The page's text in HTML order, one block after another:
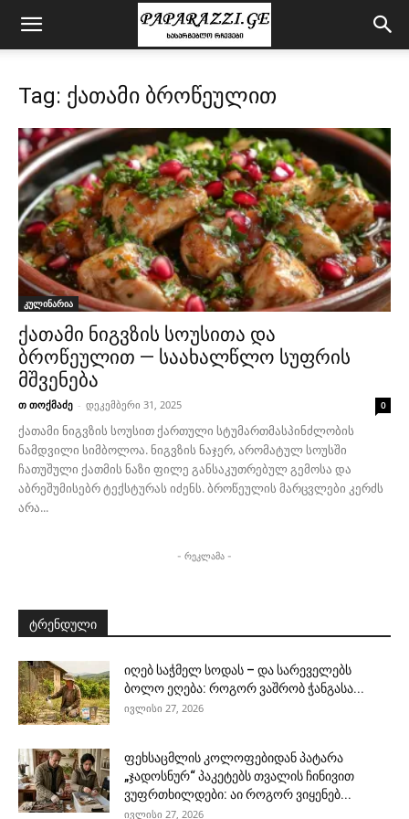
Tag: ქათამი ბროწეულით
კულინარია
ქათამი ნიგვზის სოუსითა და
ბროწეულით — საახალწლო სუფრის
მშვენება
თ თოქმაძე - დეკემბერი 31, 2025 0
ქათამი ნიგვზის სოუსით ქართული სტუმართმასპინძლობის
ნამდვილი სიმბოლოა. ნიგვზის ნაჯერ, არომატულ სოუსში
ჩათუშული ქათმის ნაზი ფილე განსაკუთრებულ გემოსა და
აბრეშუმისებრ ტექსტურას იძენს. ბროწეულის მარცვლები კერძს
არა...
- რეკლამა -
ტრენდული
იღებ საჭმელ სოდას – და სარეველებს
ბოლო ეღება: როგორ ვაშრობ ჭანგასა...
ივლისი 27, 2026
ფეხსაცმლის კოლოფებიდან პატარა
„ჯადოსნურ“ პაკეტებს თვალის ჩინივით
ვუფრთხილდები: აი როგორ ვიყენებ...
ივლისი 27, 2026